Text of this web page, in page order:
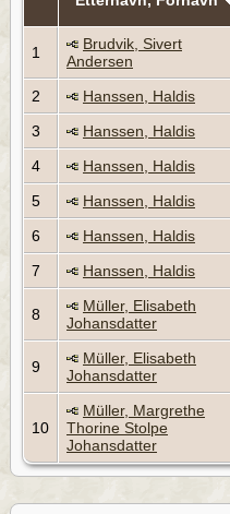
1
Brudvik, Sivert
Andersen
2 Hanssen, Haldis
3
Hanssen, Haldis
4
Hanssen, Haldis
5
Hanssen, Haldis
6
Hanssen, Haldis
7
Hanssen, Haldis
8
Müller, Elisabeth
Johansdatter
9
Müller, Elisabeth
Johansdatter
10
Müller, Margrethe
Thorine Stolpe
Johansdatter